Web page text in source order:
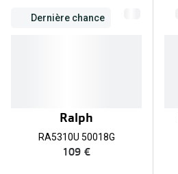
Dernière chance
Ralph
RA5310U 50018G
109 €